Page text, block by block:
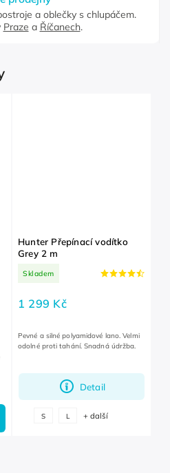
a oblečky s chlupáčem.
Praze a Říčanech.
Hunter Přepínací vodítko
Grey 2 m
Skladem
1 299 Kč
Detail
Pevné a silné polyamidové lano. Velmi
odolné proti tahání. Snadná údržba.
S L + další